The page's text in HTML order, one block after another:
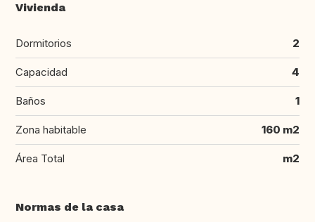
Vivienda
Dormitorios 2
Capacidad 4
Baños 1
Zona habitable 160 m2
Área Total m2
Normas de la casa